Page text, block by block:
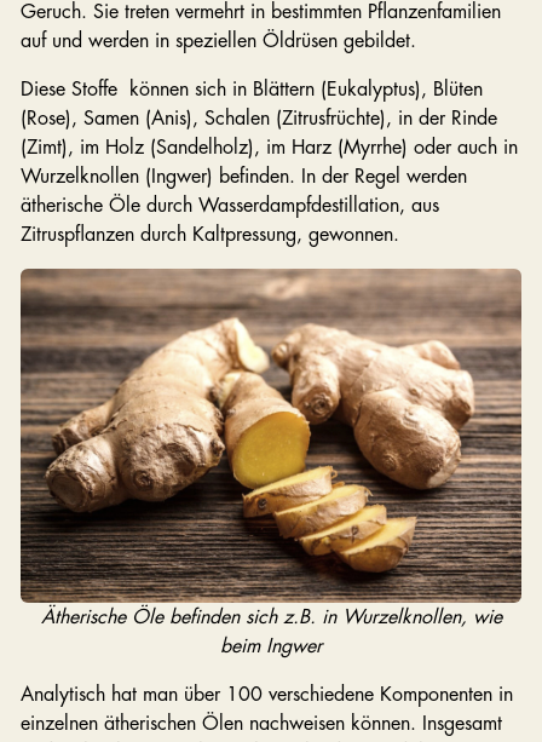
Geruch. Sie treten vermehrt in bestimmten Pflanzenfamilien
auf und werden in speziellen Öldrüsen gebildet.
Diese Stoffe können sich in Blättern (Eukalyptus), Blüten
(Rose), Samen (Anis), Schalen (Zitrusfrüchte), in der Rinde
(Zimt), im Holz (Sandelholz), im Harz (Myrrhe) oder auch in
Wurzelknollen (Ingwer) befinden. In der Regel werden
ätherische Öle durch Wasserdampfdestillation, aus
Zitruspflanzen durch Kaltpressung, gewonnen.
Ätherische Öle befinden sich z.B. in Wurzelknollen, wie
beim Ingwer
Analytisch hat man über 100 verschiedene Komponenten in
einzelnen ätherischen Ölen nachweisen können. Insgesamt